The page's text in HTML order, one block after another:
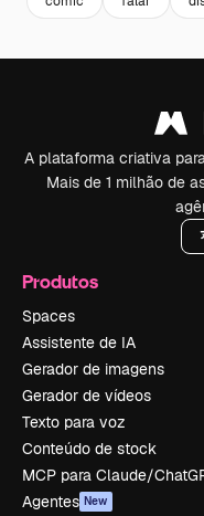
A plataforma criativa
Mais de 1 milhão de
Produtos
Spaces
Assistente de IA
Gerador de imagens
Gerador de vídeos
Texto para voz
Conteúdo de stock
MCP para Claude/
Agentes New